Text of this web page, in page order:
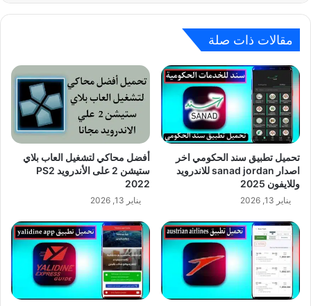
مقالات ذات صلة
تحميل تطبيق سند الحكومي اخر
اصدار sanad jordan للاندرويد
وللايفون 2025
يناير 13, 2026
أفضل محاكي لتشغيل العاب بلاي
ستيشن 2 على الأندرويد PS2
2022
يناير 13, 2026